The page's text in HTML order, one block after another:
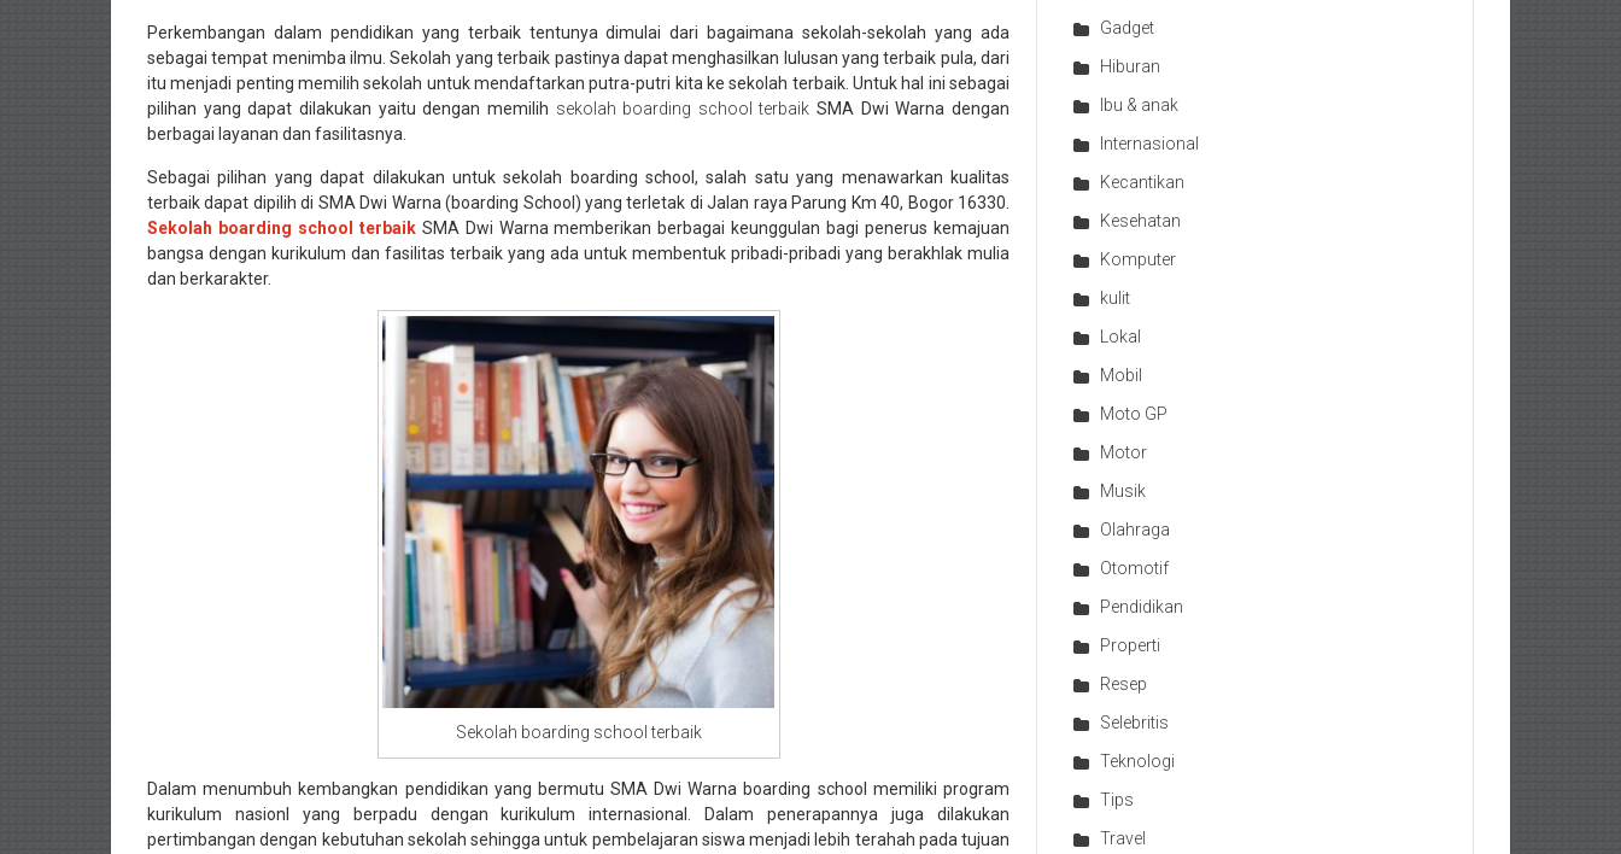
Perkembangan dalam pendidikan yang terbaik tentunya dimulai dari bagaimana sekolah-sekolah yang ada
sebagai tempat menimba ilmu. Sekolah yang terbaik pastinya dapat menghasilkan lulusan yang terbaik pula, dari
itu menjadi penting memilih sekolah untuk mendaftarkan putra-putri kita ke sekolah terbaik. Untuk hal ini sebagai
pilihan yang dapat dilakukan yaitu dengan memilih sekolah boarding school terbaik SMA Dwi Warna dengan
berbagai layanan dan fasilitasnya.
Sebagai pilihan yang dapat dilakukan untuk sekolah boarding school, salah satu yang menawarkan kualitas
terbaik dapat dipilih di SMA Dwi Warna (boarding School) yang terletak di Jalan raya Parung Km 40, Bogor 16330.
Sekolah boarding school terbaikSMA Dwi Warna memberikan berbagai keunggulan bagi penerus kemajuan
bangsa dengan kurikulum dan fasilitas terbaik yang ada untuk membentuk pribadi-pribadi yang berakhlak mulia
dan berkarakter.
Sekolah boarding school terbaik
Dalam menumbuh kembangkan pendidikan yang bermutu SMA Dwi Warna boarding school memiliki program
kurikulum nasionl yang berpadu dengan kurikulum internasional. Dalam penerapannya juga dilakukan
pertimbangan dengan kebutuhan sekolah sehingga untuk pembelajaran siswa menjadi lebih terahah pada tujuan
Gadget
Hiburan
Ibu & anak
Internasional
Kecantikan
Kesehatan
Komputer
kulit
Lokal
Mobil
Moto GP
Motor
Musik
Olahraga
Otomotif
Pendidikan
Properti
Resep
Selebritis
Teknologi
Tips
Travel